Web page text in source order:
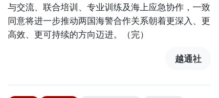
与交流、联合培训、专业训练及海上应急协作，一致
同意将进一步推动两国海警合作关系朝着更深入、更
高效、更可持续的方向迈进。（完）
越通社